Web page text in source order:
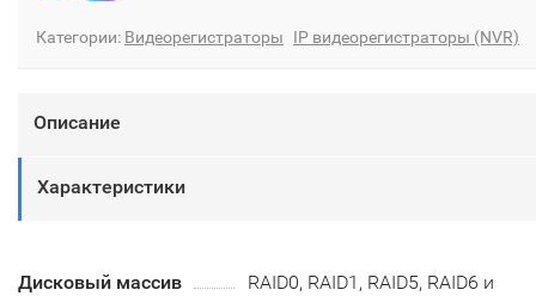
Категории: Видеорегистраторы IP видеорегистраторы (NVR)
Описание
Характеристики
Дисковый массив
RAID0, RAID1, RAID5, RAID6 и